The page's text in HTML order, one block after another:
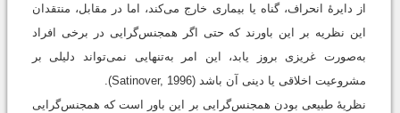
از دایرۀ انحراف، گناه یا بیماری خارج می‌کند، اما در مقابل، منتقدان
این نظریه بر این باورند که حتی اگر همجنس‌گرایی در برخی افراد
به‌صورت غریزی بروز یابد، این امر به‌‌تنهایی نمی‌تواند دلیلی بر
مشروعیت اخلاقی یا دینی آن باشد (Satinover, 1996).
نظریۀ طبیعی بودن همجنس‌گرایی بر این باور است که همجنس‌گرایی